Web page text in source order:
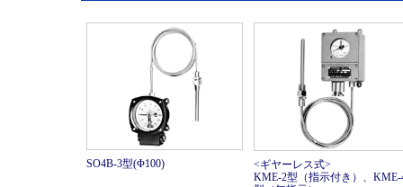
SO4B-3型(Φ100)
<ギヤーレス式>
KME-2型（指示付き）、KME-